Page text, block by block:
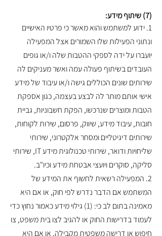
(7) שיתוף מידע:
1. ידוע למשתמש והוא מאשר כי פרטיו האישיים
ונתוני הפעילות שלו השמורים אצל המפעילה
יועברו על ידה לספקי ההטבות שלה ו/או גופים
העובדים בשיתוף פעולה עמה ואשר מעניקים לה
שירותים שונים הכוללים גישה ו/או עיבוד של מידע
אישי אותם מותר לה לבצע בעצמה, כגון אספקת
הטבות ומוצרים שנרכשו, הפקת חשבוניות, גביית
חובות, עיבוד מידע, שיווק, פרסום, שירות לקוחות,
שירותים דיגיטליים ומסחר אלקטרוני, שירותי
שליחויות ודואר, שירותי טכנולוגית מידע IT, שירותי
סליקה, סוקרים ויועצי אבטחת מידע וכיו"ב.
2. המפעילה רשאית לחשוף את המידע של
המשתמש אם הדבר נדרש לפי חוק, או אם היא
מאמינה בתום לב כי: (1) גילוי מידע כאמור נחוץ כדי
לעמוד בדרישות החוק או להגיב לצו בית משפט, צו
חיפוש או דרישה משפטית מקבילה, או אם היא